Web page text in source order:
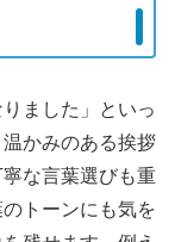
ました」といっ
かみのある挨拶
な言葉選びも重
トーンにも気を